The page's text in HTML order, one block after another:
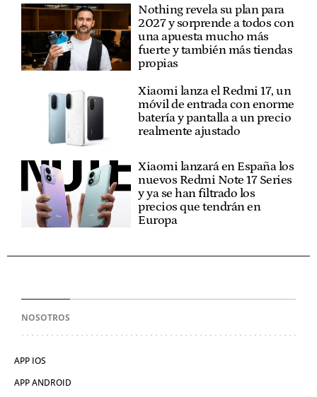
Nothing revela su plan para
2027 y sorprende a todos con
una apuesta mucho más
fuerte y también más tiendas
propias
Xiaomi lanza el Redmi 17, un
móvil de entrada con enorme
batería y pantalla a un precio
realmente ajustado
Xiaomi lanzará en España los
nuevos Redmi Note 17 Series
y ya se han filtrado los
precios que tendrán en
Europa
NOSOTROS
APP IOS
APP ANDROID